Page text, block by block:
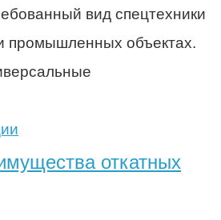
вид спецтехники
промышленных объектах.
откатных